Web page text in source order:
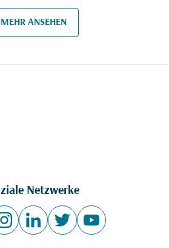
MEHR ANSEHEN
Netzwerke